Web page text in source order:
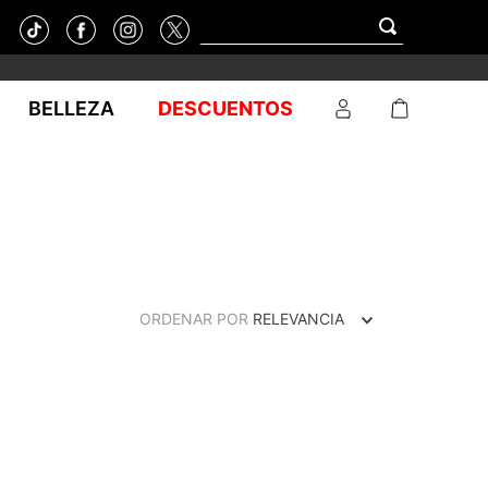
BELLEZA DESCUENTOS
ORDENAR POR RELEVANCIA